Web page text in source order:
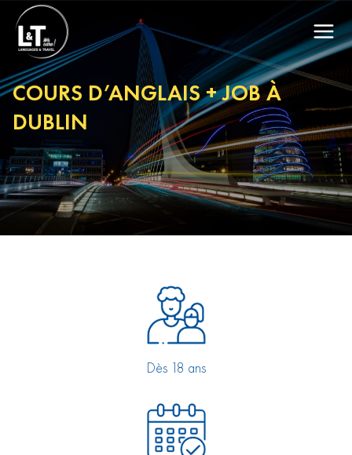
COURS D’ANGLAIS + JOB À
DUBLIN
Dès 18 ans